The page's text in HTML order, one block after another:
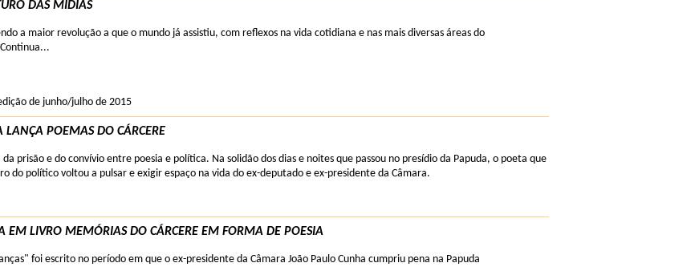
DAS MÍDIAS
a maior revolução a que o mundo já assistiu, com reflexos na vida cotidiana e nas mais diversas áreas do
de junho/julho de 2015
LANÇA POEMAS DO CÁRCERE
prisão e do convívio entre poesia e política. Na solidão dos dias e noites que passou no presídio da Papuda, o poeta que
do político voltou a pulsar e exigir espaço na vida do ex-deputado e ex-presidente da Câmara.
EM LIVRO MEMÓRIAS DO CÁRCERE EM FORMA DE POESIA
foi escrito no período em que o ex-presidente da Câmara João Paulo Cunha cumpriu pena na Papuda